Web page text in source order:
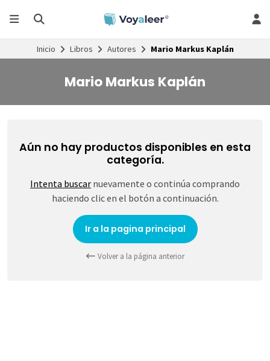
Inicio Libros Autores Mario Markus Kaplán
Mario Markus Kaplán
Aún no hay productos disponibles en esta
categoría.
Intenta buscar nuevamente o continúa comprando
haciendo clic en el botón a continuación.
Ir a la pagina principal
Volver a la página anterior